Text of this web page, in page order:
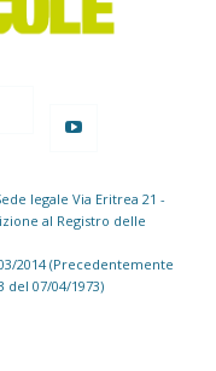
legale Via Eritrea 21 -
al Registro delle
2014 (Precedentemente
del 07/04/1973)